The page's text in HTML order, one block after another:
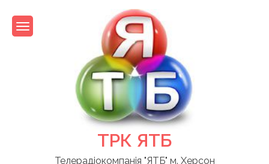
content
ТРК ЯТБ
Телерадіокомпанія "ЯТБ" м. Херсон